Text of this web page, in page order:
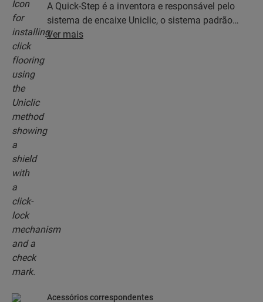
A Quick-Step é a inventora e responsável pelo
sistema de encaixe Uniclic, o sistema padrão
atual que utiliza o encaixe como método de
Ver mais
Acessórios correspondentes